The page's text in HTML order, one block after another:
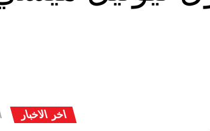
اخر الاخبار